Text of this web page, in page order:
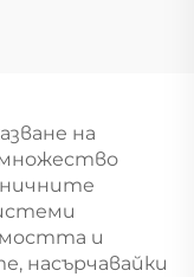
на
множество
и
насърчавайки